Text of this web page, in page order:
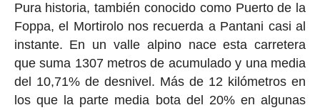
Pura historia, también conocido como Puerto de la
Foppa, el Mortirolo nos recuerda a Pantani casi al
instante. En un valle alpino nace esta carretera
que suma 1307 metros de acumulado y una media
del 10,71% de desnivel. Más de 12 kilómetros en
los que la parte media bota del 20% en algunas